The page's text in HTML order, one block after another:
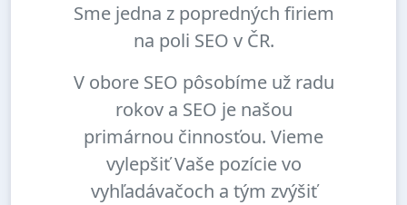
Sme jedna z popredných firiem
na poli SEO v ČR.
V obore SEO pôsobíme už radu
rokov a SEO je našou
primárnou činnosťou. Vieme
vylepšiť Vaše pozície vo
vyhľadávačoch a tým zvýšiť